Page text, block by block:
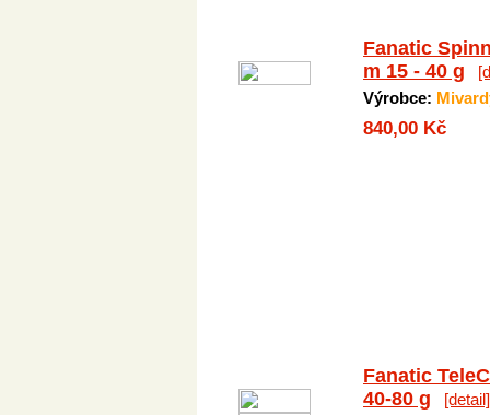
Fanatic
m 15 - 40 g
Výrobce:
840,00 Kč
Fanatic
40-80 g
[detail]